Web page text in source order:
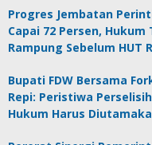
Progres Jembatan
Capai 72 Persen,
Rampung Sebelum HUT
Bupati FDW Bersama
Repi: Peristiwa
Hukum Harus